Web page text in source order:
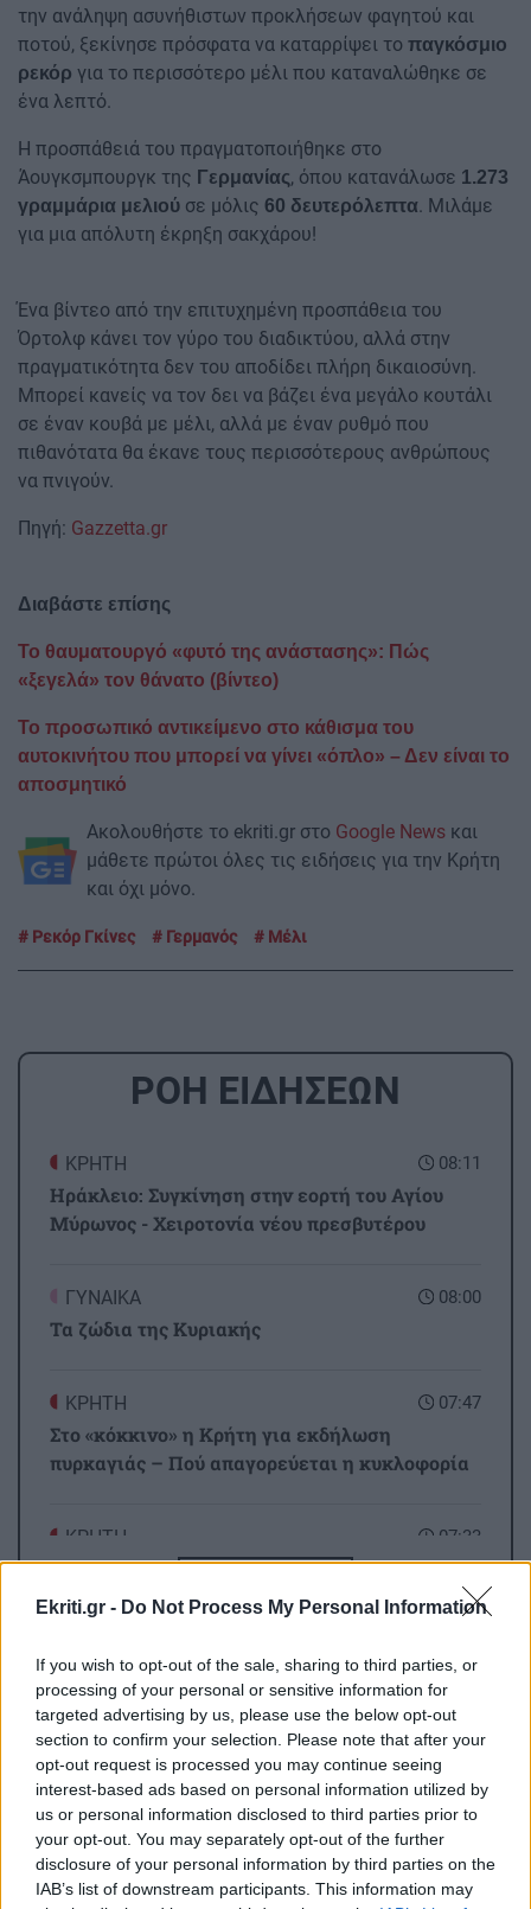
Ekriti.gr - Do Not Process My Personal Information
If you wish to opt-out of the sale, sharing to third parties, or
processing of your personal or sensitive information for
targeted advertising by us, please use the below opt-out
section to confirm your selection. Please note that after your
opt-out request is processed you may continue seeing
interest-based ads based on personal information utilized by
us or personal information disclosed to third parties prior to
your opt-out. You may separately opt-out of the further
disclosure of your personal information by third parties on the
IAB’s list of downstream participants. This information may
την ανάληψη ασυνήθιστων προκλήσεων φαγητού και
ποτού, ξεκίνησε πρόσφατα να καταρρίψει το παγκόσμιο
ρεκόρ για το περισσότερο μέλι που καταναλώθηκε σε
ένα λεπτό.
Η προσπάθειά του πραγματοποιήθηκε στο
Άουγκσμπουργκ της Γερμανίας, όπου κατανάλωσε 1.273
γραμμάρια μελιού σε μόλις 60 δευτερόλεπτα. Μιλάμε
για μια απόλυτη έκρηξη σακχάρου!
Ένα βίντεο από την επιτυχημένη προσπάθεια του
Όρτολφ κάνει τον γύρο του διαδικτύου, αλλά στην
πραγματικότητα δεν του αποδίδει πλήρη δικαιοσύνη.
Μπορεί κανείς να τον δει να βάζει ένα μεγάλο κουτάλι
σε έναν κουβά με μέλι, αλλά με έναν ρυθμό που
πιθανότατα θα έκανε τους περισσότερους ανθρώπους
να πνιγούν.
Πηγή: Gazzetta.gr
Διαβάστε επίσης
Το θαυματουργό «φυτό της ανάστασης»: Πώς
«ξεγελά» τον θάνατο (βίντεο)
Το προσωπικό αντικείμενο στο κάθισμα του
αυτοκινήτου που μπορεί να γίνει «όπλο» – Δεν είναι το
αποσμητικό
Ακολουθήστε το ekriti.gr στο Google News και
μάθετε πρώτοι όλες τις ειδήσεις για την Κρήτη
και όχι μόνο.
Ρεκόρ Γκίνες Γερμανός Μέλι
ΡΟΗ ΕΙΔΗΣΕΩΝ
08:11
ΚΡΗΤΗ
Ηράκλειο: Συγκίνηση στην εορτή του Αγίου
Μύρωνος - Χειροτονία νέου πρεσβυτέρου
08:00
ΓΥΝΑΙΚΑ
Τα ζώδια της Κυριακής
07:47
ΚΡΗΤΗ
Στο «κόκκινο» η Κρήτη για εκδήλωση
πυρκαγιάς – Πού απαγορεύεται η κυκλοφορία
07:33
ΚΡΗΤΗ
Κρήτη: Άγριος ξυλοδαρμός 51χρονου τουρίστα -
Συνελήφθησαν πέντε νεαροί
07:10
ΕΛΛΑΔΑ
Τραγωδία στην Πάρο: Πνίγηκε 4χρονο παιδί σε
πισίνα - Προσήχθησαν ιδιοκτήτης και γονείς
06:30
Συναγερμός: Ύποπτα drones πάνω από τη
μυστική υπόγεια βάση με Patriot στη Γερμανία
ΠΕΡΙΣΣΟΤΕΡΑ